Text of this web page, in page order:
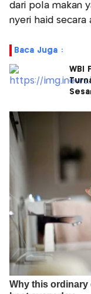
dari pola makan
nyeri haid secara
Baca Juga :
WBI